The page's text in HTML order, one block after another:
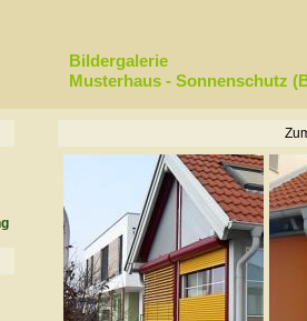
Bildergalerie
Musterhaus - Sonnenschutz